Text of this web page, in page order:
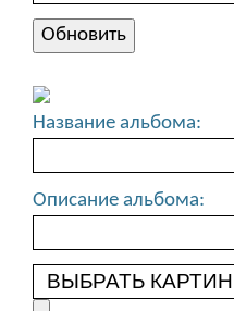
Название альбома:
Описание альбома:
ВЫБРАТЬ